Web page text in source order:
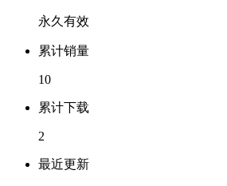
永久有效
累计销量
10
累计下载
2
最近更新